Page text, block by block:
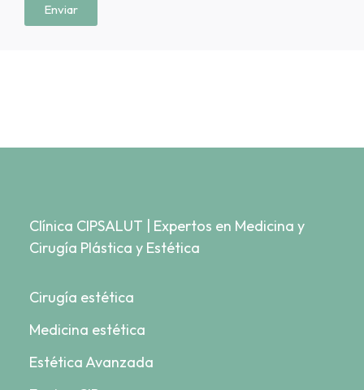
Enviar
Clínica CIPSALUT | Expertos en Medicina y
Cirugía Plástica y Estética
Cirugía estética
Medicina estética
Estética Avanzada